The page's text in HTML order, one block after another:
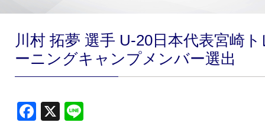
試合日程・結果 アクセス
川村 拓夢 選手 U-20日本代表宮崎ト
ーニングキャンプメンバー選出
Facebook
X